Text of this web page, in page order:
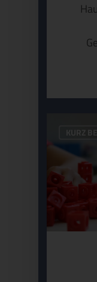
KURZ